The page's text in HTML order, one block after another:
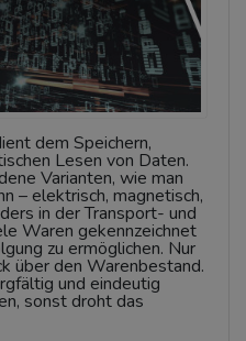
dem Speichern,
Lesen von Daten.
Varianten, wie man
– elektrisch, magnetisch,
in der Transport- und
Waren gekennzeichnet
zu ermöglichen. Nur
über den Warenbestand.
und eindeutig
sonst droht das